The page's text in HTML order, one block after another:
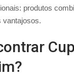
produtos
vantajosos.